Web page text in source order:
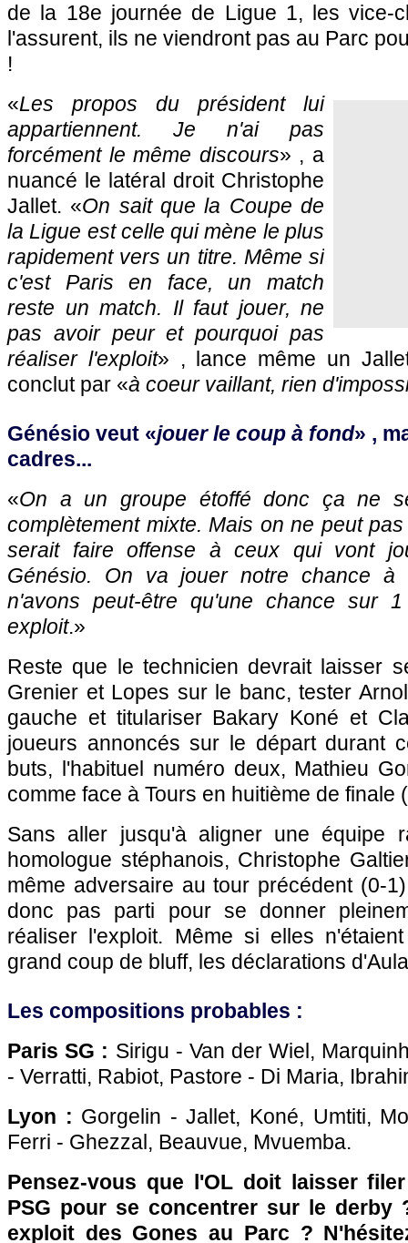
de la 18e journée de Ligue 1, les vice-
l'assurent, ils ne viendront pas au Parc
!
«Les propos du président lui
appartiennent. Je n'ai pas
forcément le même discours» , a
nuancé le latéral droit Christophe
Jallet. «On sait que la Coupe de
la Ligue est celle qui mène le plus
rapidement vers un titre. Même si
c'est Paris en face, un match
reste un match. Il faut jouer, ne
pas avoir peur et pourquoi pas
réaliser l'exploit» , lance même un
conclut par «à coeur vaillant, rien
Génésio veut «jouer le coup à fond» ,
cadres...
«On a un groupe étoffé donc ça ne
complètement mixte. Mais on ne peut
serait faire offense à ceux qui vont
Génésio. On va jouer notre chance à
n'avons peut-être qu'une chance sur
exploit.»
Reste que le technicien devrait laisser
Grenier et Lopes sur le banc, tester
gauche et titulariser Bakary Koné et
joueurs annoncés sur le départ durant
buts, l'habituel numéro deux, Mathieu
comme face à Tours en huitième de finale
Sans aller jusqu'à aligner une équipe
homologue stéphanois, Christophe
même adversaire au tour précédent (0-
donc pas parti pour se donner
réaliser l'exploit. Même si elles
grand coup de bluff, les déclarations
Les compositions probables :
Paris SG : Sirigu - Van der Wiel,
- Verratti, Rabiot, Pastore - Di Maria,
Lyon : Gorgelin - Jallet, Koné, Umtiti,
Ferri - Ghezzal, Beauvue, Mvuemba.
Pensez-vous que l'OL doit laisser
PSG pour se concentrer sur le derby
exploit des Gones au Parc ?